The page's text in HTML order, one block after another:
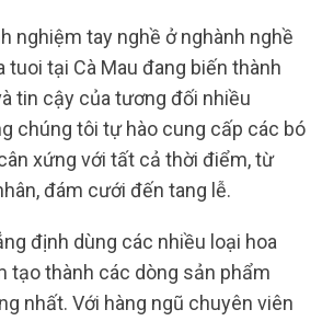
nghiệm tay nghề ở nghành nghề
tuoi tại Cà Mau đang biến thành
tin cậy của tương đối nhiều
chúng tôi tự hào cung cấp các bó
xứng với tất cả thời điểm, từ
đám cưới đến tang lễ.
định dùng các nhiều loại hoa
tạo thành các dòng sản phẩm
nhất. Với hàng ngũ chuyên viên